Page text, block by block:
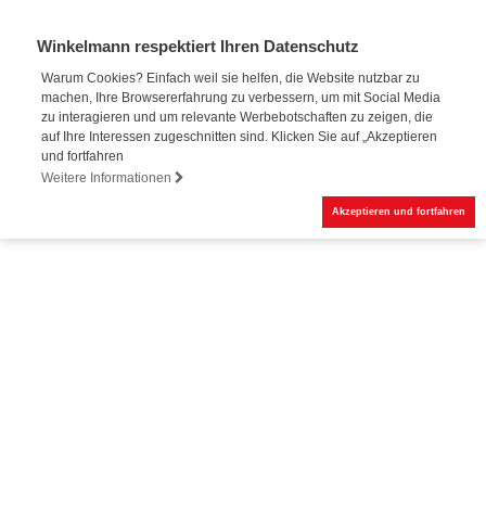
Winkelmann respektiert Ihren Datenschutz
Warum Cookies? Einfach weil sie helfen, die Website nutzbar zu
machen, Ihre Browsererfahrung zu verbessern, um mit Social Media
zu interagieren und um relevante Werbebotschaften zu zeigen, die
auf Ihre Interessen zugeschnitten sind. Klicken Sie auf „Akzeptieren
und fortfahren
Weitere Informationen
Akzeptieren und fortfahren
Online-Buchung